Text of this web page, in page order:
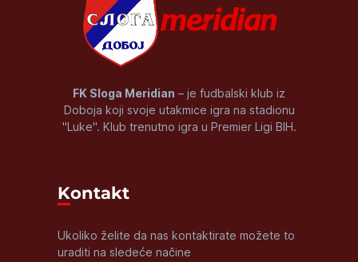
FK Sloga Meridian – je fudbalski klub iz
Doboja koji svoje utakmice igra na stadionu
"Luke". Klub trenutno igra u Premier Ligi BIH.
Kontakt
Ukoliko želite da nas kontaktirate možete to
uraditi na sledeće načine